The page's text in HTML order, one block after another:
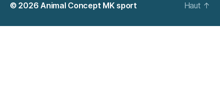
© 2026 Animal Concept MK sport Haut ↑